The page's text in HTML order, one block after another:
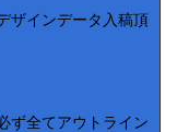
ザインデータ入稿頂
ず全てアウトライン